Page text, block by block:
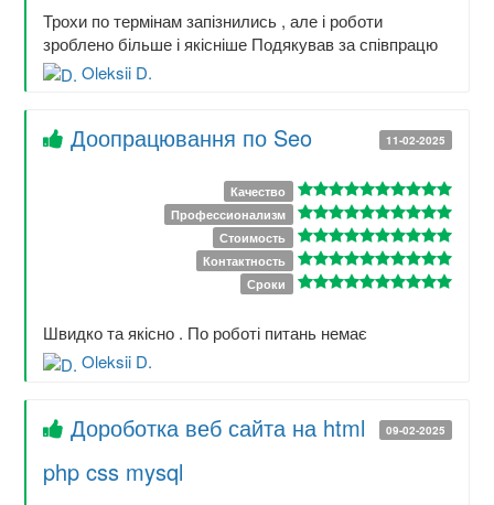
Трохи по термінам запізнились , але і роботи
зроблено більше і якісніше Подякував за співпрацю
Oleksii D.
11-02-2025
Доопрацювання по Seo
Качество
Профессионализм
Стоимость
Контактность
Сроки
Швидко та якісно . По роботі питань немає
Oleksii D.
09-02-2025
Дороботка веб сайта на html
php css mysql